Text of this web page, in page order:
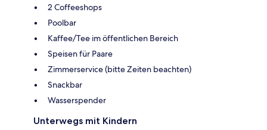
2 Coffeeshops
Poolbar
Kaffee/Tee im öffentlichen Bereich
Speisen für Paare
Zimmerservice (bitte Zeiten beachten)
Snackbar
Wasserspender
Unterwegs mit Kindern